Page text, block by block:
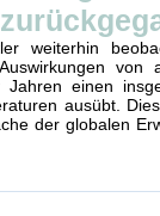
weiterhin
von
einen
ausübt.
der globalen